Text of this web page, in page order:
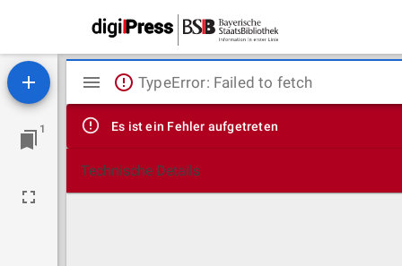
1
Mirador
Viewer
TypeError: Failed to fetch
Es ist ein Fehler aufgetreten
Technische Details